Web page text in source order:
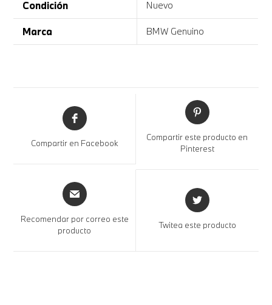
Condición Nuevo
Marca BMW Genuino
Compartir en Facebook
Compartir este producto en
Pinterest
Recomendar por correo este
producto
Twitea este producto